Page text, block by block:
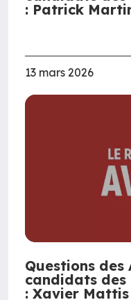
: Patrick
13 mars 2026
Questions des
candidats des
: Xavier